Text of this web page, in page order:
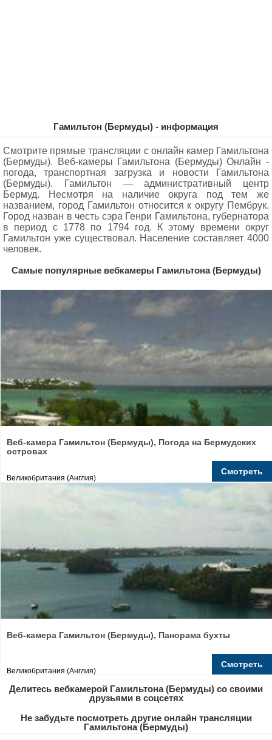
Гамильтон (Бермуды) - информация
Смотрите прямые трансляции с онлайн камер Гамильтона
(Бермуды). Веб-камеры Гамильтона (Бермуды) Oнлайн -
погода, транспортная загрузка и новости Гамильтона
(Бермуды). Гамильтон — административный центр
Бермуд. Несмотря на наличие округа под тем же
названием, город Гамильтон относится к округу Пембрук.
Город назван в честь сэра Генри Гамильтона, губернатора
в период с 1778 по 1794 год. К этому времени округ
Гамильтон уже существовал. Население составляет 4000
человек.
Самые популярные вебкамеры Гамильтона (Бермуды)
Веб-камера Гамильтон (Бермуды), Погода на Бермудских
островах
Великобритания (Англия)
Смотреть
Веб-камера Гамильтон (Бермуды), Панорама бухты
Великобритания (Англия)
Смотреть
Делитесь вебкамерой Гамильтона (Бермуды) со своими
друзьями в соцсетях
Не забудьте посмотреть другие онлайн трансляции
Гамильтона (Бермуды)